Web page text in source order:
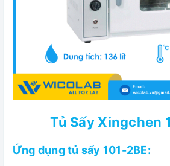
Tủ Sấy Xingchen
Ứng dụng tủ sấy 101-2BE: